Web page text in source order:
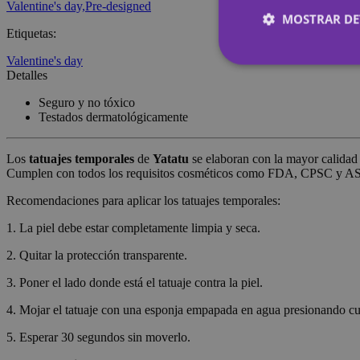
Valentine's day,Pre-designed
Etiquetas:
Valentine's day
Detalles
Seguro y no tóxico
Testados dermatológicamente
Los tatuajes temporales de Yatatu se elaboran con la mayor
Cumplen con todos los requisitos cosméticos como FDA, CPSC y
Recomendaciones para aplicar los tatuajes temporales:
1. La piel debe estar completamente limpia y seca.
2. Quitar la protección transparente.
3. Poner el lado donde está el tatuaje contra la piel.
4. Mojar el tatuaje con una esponja empapada en agua presionando
5. Esperar 30 segundos sin moverlo.
MOSTRAR
gestión de cuentas.